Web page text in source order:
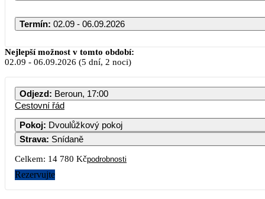
Termín: 02.09 - 06.09.2026
Nejlepší možnost v tomto období:
02.09 - 06.09.2026 (5 dní, 2 noci)
Odjezd: Beroun, 17:00
Cestovní řád
Pokoj: Dvoulůžkový pokoj
Strava: Snídaně
Celkem: 14 780 Kčpodrobnosti
Rezervujte